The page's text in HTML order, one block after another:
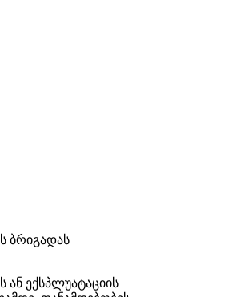
ბრიგადას
ან ექსპლუატაციის